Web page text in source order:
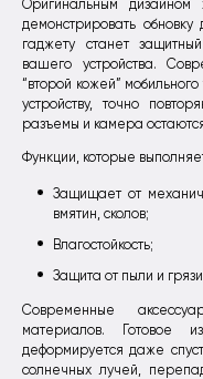
Оригинальным дизайном
демонстрировать
гаджету станет
вашего устройства.
“второй кожей”
устройству, точно
разъемы и камера
Функции, которые
Защищает от
вмятин, сколов;
Влагостойкость;
Защита от пыли и
Современные
материалов. Готовое
деформируется даже
солнечных лучей,